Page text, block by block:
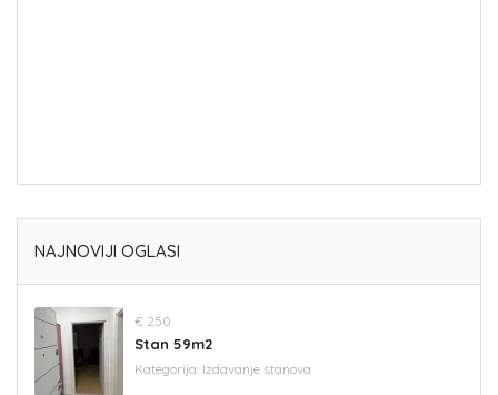
NAJNOVIJI OGLASI
€ 250
Stan 59m2
Kategorija: Izdavanje stanova